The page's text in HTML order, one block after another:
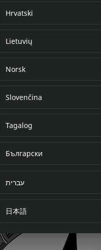
Hrvatski
Lietuvių
Norsk
Slovenčina
Tagalog
Български
עברית
日本語